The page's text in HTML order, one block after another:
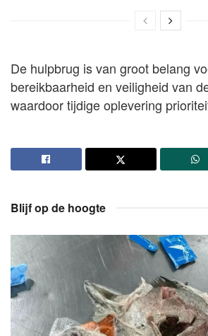
De hulpbrug is van groot belang
bereikbaarheid en veiligheid van
waardoor tijdige oplevering
Blijf op de hoogte